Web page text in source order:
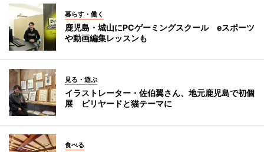
暮らす・働く
鹿児島・城山にPCゲーミングスクール eスポーツ
や動画編集レッスンも
見る・遊ぶ
イラストレーター・佐伯翼さん、地元鹿児島で初個
展 ビリヤードと猫テーマに
食べる